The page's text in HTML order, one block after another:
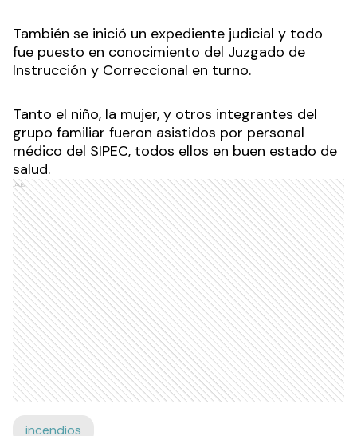
También se inició un expediente judicial y todo
fue puesto en conocimiento del Juzgado de
Instrucción y Correccional en turno.
Tanto el niño, la mujer, y otros integrantes del
grupo familiar fueron asistidos por personal
médico del SIPEC, todos ellos en buen estado de
salud.
Ads
incendios